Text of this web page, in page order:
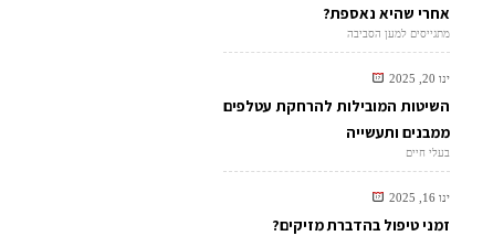
אחרי שהיא נאספת?
מתגייסים למען הסביבה
ינו 20, 2025
השיטות המובילות להרחקת עטלפים
ממבנים ותעשייה
בעלי חיים
ינו 16, 2025
זמני טיפול בהדברת מזיקים?